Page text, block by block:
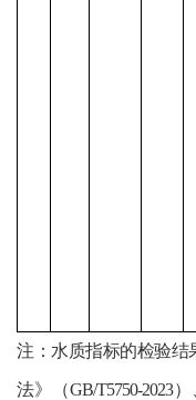
注：水质指标的检验结
法》（GB/T5750-2023